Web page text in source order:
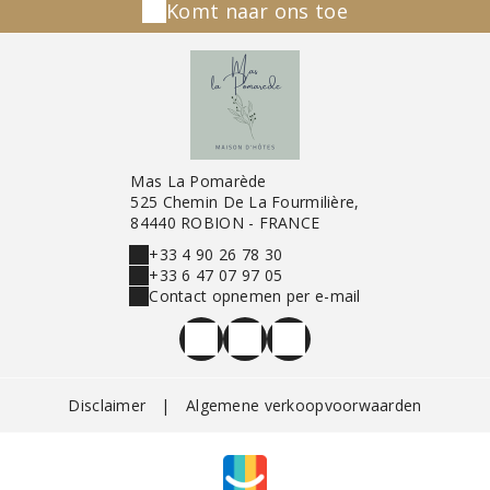
Komt naar ons toe
Mas La Pomarède
525 Chemin De La Fourmilière,
84440 ROBION - FRANCE
+33 4 90 26 78 30
+33 6 47 07 97 05
Contact opnemen per e-mail
Disclaimer | Algemene verkoopvoorwaarden